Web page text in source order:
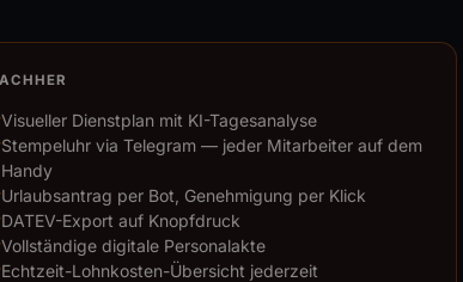
Visueller Dienstplan mit KI-Tagesanalyse
Stempeluhr via Telegram — jeder Mitarbeiter auf dem
Handy
Urlaubsantrag per Bot, Genehmigung per Klick
DATEV-Export auf Knopfdruck
Vollständige digitale Personalakte
Echtzeit-Lohnkosten-Übersicht jederzeit